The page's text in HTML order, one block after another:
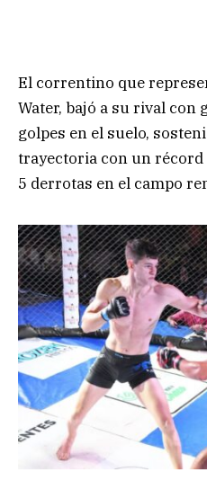
El correntino que
Water, bajó a su rival con
golpes en el suelo,
trayectoria con un
5 derrotas en el campo